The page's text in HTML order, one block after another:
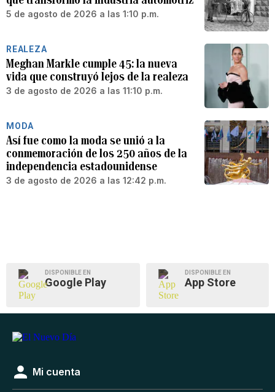
5 de agosto de 2026 a las 1:10 p.m.
REALEZA
Meghan Markle cumple 45: la nueva
vida que construyó lejos de la realeza
3 de agosto de 2026 a las 11:10 p.m.
MODA
Así fue como la moda se unió a la
conmemoración de los 250 años de la
independencia estadounidense
3 de agosto de 2026 a las 12:42 p.m.
DISPONIBLE EN
Google Play
DISPONIBLE EN
App Store
Mi cuenta